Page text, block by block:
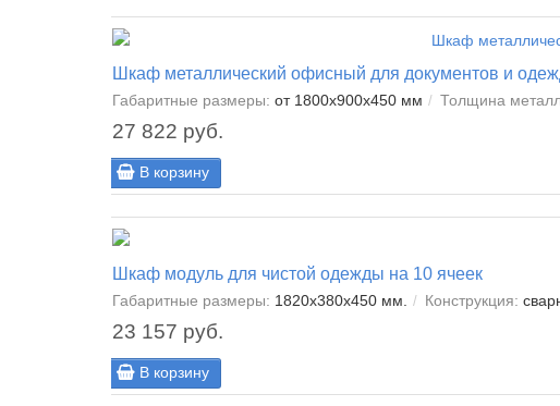
Шкаф металлический офисный для документов и
Габаритные размеры: от 1800x900x450 мм Толщина
27 822 руб.
В корзину
Шкаф модуль для чистой одежды на 10 ячеек
Габаритные размеры: 1820x380x450 мм. Конструкция:
23 157 руб.
В корзину